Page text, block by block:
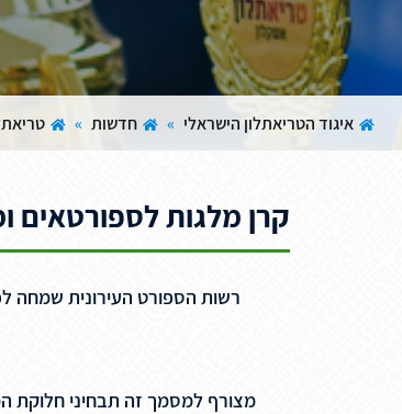
איגוד הטריאתלון הישראלי » חדשות »
קרן מלגות לספורטאים ומאמנים 2021- רשות
רשות הספורט העירונית שמחה
מצורף למסמך זה תבחיני חלוקת